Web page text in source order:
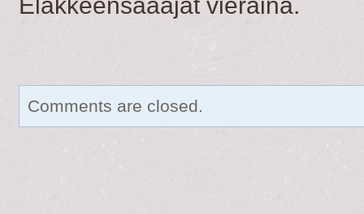
Comments are closed.